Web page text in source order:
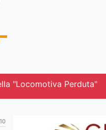
"Locomotiva Perduta"